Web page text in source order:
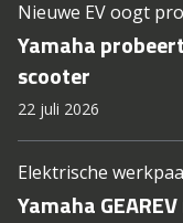
Nieuwe EV oogt
Yamaha
scooter
22 juli 2026
Elektrische
Yamaha